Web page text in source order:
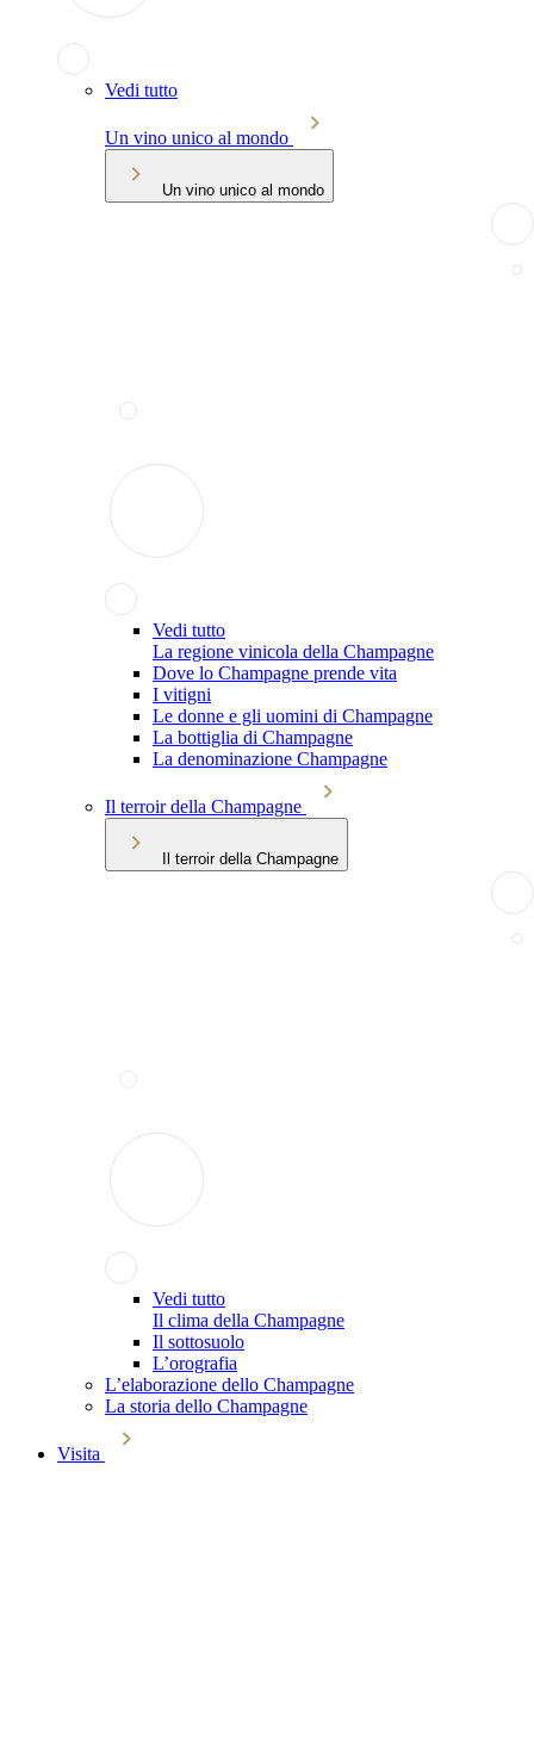
Vedi tutto
Un vino unico al mondo
Un vino unico al mondo
Vedi tutto
La regione vinicola della Champagne
Dove lo Champagne prende vita
I vitigni
Le donne e gli uomini di Champagne
La bottiglia di Champagne
La denominazione Champagne
Il terroir della Champagne
Il terroir della Champagne
Vedi tutto
Il clima della Champagne
Il sottosuolo
L’orografia
L’elaborazione dello Champagne
La storia dello Champagne
Visita